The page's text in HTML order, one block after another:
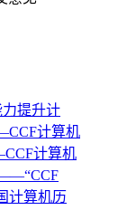
力提升计
计算机
计算机
——“CCF
计算机历